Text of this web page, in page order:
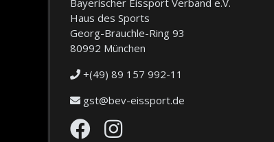
Bayerischer Eissport Verband e.V.
Haus des Sports
Georg-Brauchle-Ring 93
80992 München
+(49) 89 157 992-11
gst@bev-eissport.de